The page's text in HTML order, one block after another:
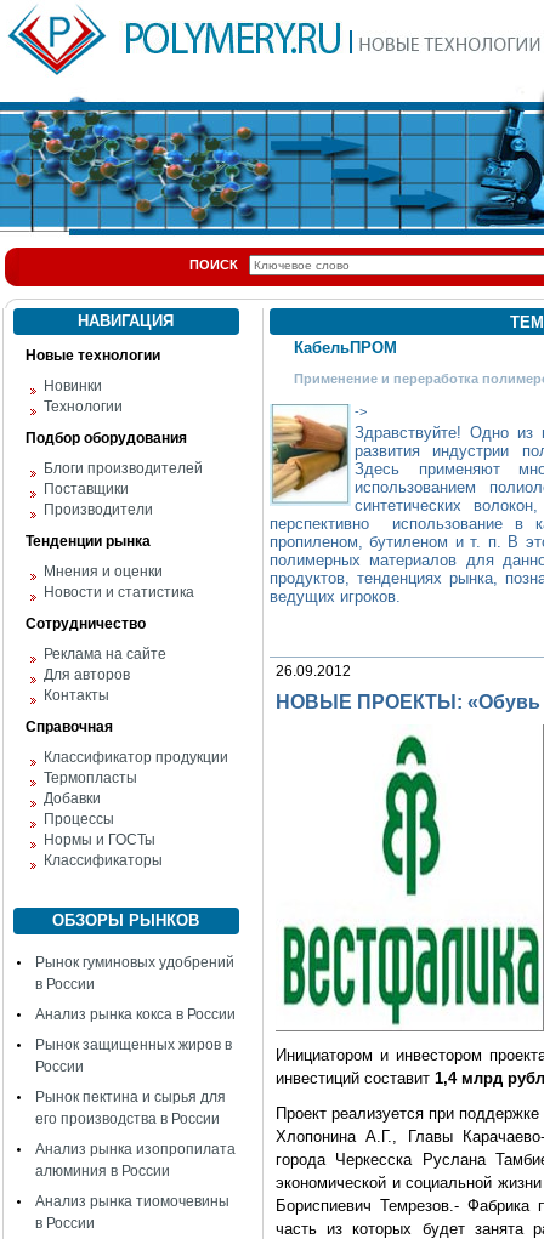
ПОИСК
НАВИГАЦИЯ
Новые технологии
Новинки
Технологии
Подбор оборудования
Блоги производителей
Поставщики
Производители
Тенденции рынка
Мнения и оценки
Новости и статистика
Сотрудничество
Реклама на сайте
Для авторов
Контакты
Справочная
Классификатор продукции
Термопласты
Добавки
Процессы
Нормы и ГОСТы
Классификаторы
ОБЗОРЫ РЫНКОВ
Рынок гуминовых удобрений
в России
Анализ рынка кокса в России
Рынок защищенных жиров в
России
Рынок пектина и сырья для
его производства в России
Анализ рынка изопропилата
алюминия в России
Анализ рынка тиомочевины
в России
КабельПРОМ
Применение и переработка
->
Здравствуйте! Одно из
развития
Здесь применяют
использованием
синтетических
перспективно использование в
пропиленом, бутиленом и т. п. В
полимерных материалов для
продуктов, тенденциях рынка,
ведущих игроков.
26.09.2012
НОВЫЕ ПРОЕКТЫ: «Обувь
Инициатором и инвестором
инвестиций составит 1,4 млрд
Проект реализуется при
Хлопонина А.Г., Главы
города Черкесска Руслана
экономической и социальной
Бориспиевич Темрезов.- Фабрика
часть из которых будет занята